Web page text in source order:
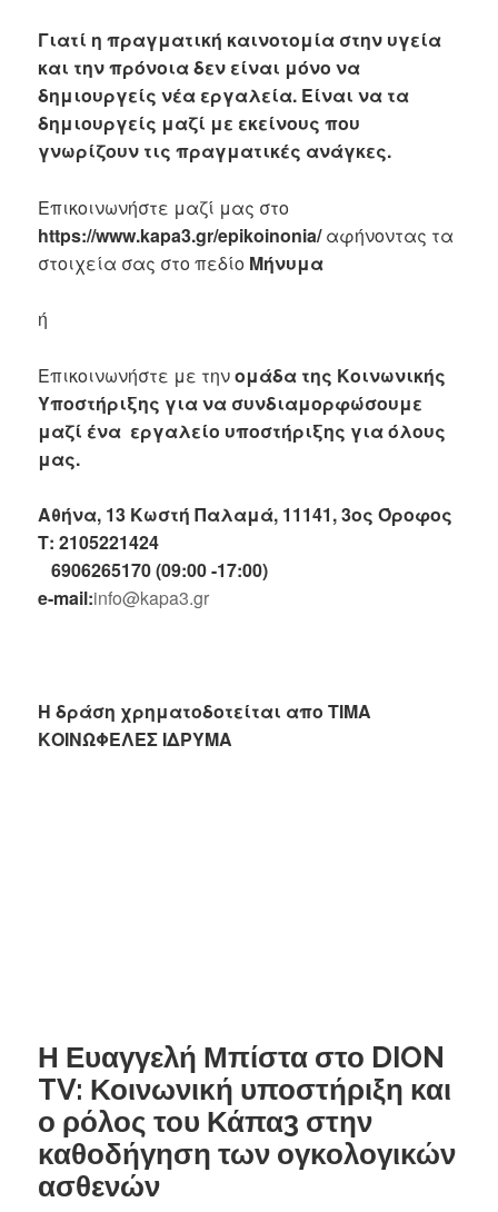
Γιατί η πραγματική καινοτομία στην υγεία
και την πρόνοια δεν είναι μόνο να
δημιουργείς νέα εργαλεία. Είναι να τα
δημιουργείς μαζί με εκείνους που
γνωρίζουν τις πραγματικές ανάγκες.
Επικοινωνήστε μαζί μας στο
https://www.kapa3.gr/epikoinonia/αφήνοντας τα
στοιχεία σας στο πεδίο Μήνυμα
ή
Επικοινωνήστε με τηνομάδα της Κοινωνικής
Υποστήριξης για να συνδιαμορφώσουμε
μαζί ένα εργαλείο υποστήριξης για όλους
μας.
Αθήνα, 13 Κωστή Παλαμά, 11141, 3ος Όροφος
Τ: 2105221424
6906265170 (09:00 -17:00)
e-mail:info@kapa3.gr
Η δράση χρηματοδοτείται απο ΤΙΜΑ
ΚΟΙΝΩΦΕΛΕΣ ΙΔΡΥΜΑ
Η Ευαγγελή Μπίστα στο DION
TV: Κοινωνική υποστήριξη και
ο ρόλος του Κάπα3 στην
καθοδήγηση των ογκολογικών
ασθενών